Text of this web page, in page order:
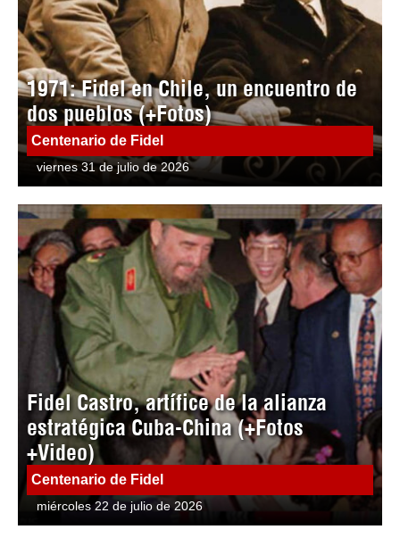
1971: Fidel en Chile, un encuentro de
dos pueblos (+Fotos)
Centenario de Fidel
viernes 31 de julio de 2026
Fidel Castro, artífice de la alianza
estratégica Cuba-China (+Fotos
+Video)
Centenario de Fidel
miércoles 22 de julio de 2026